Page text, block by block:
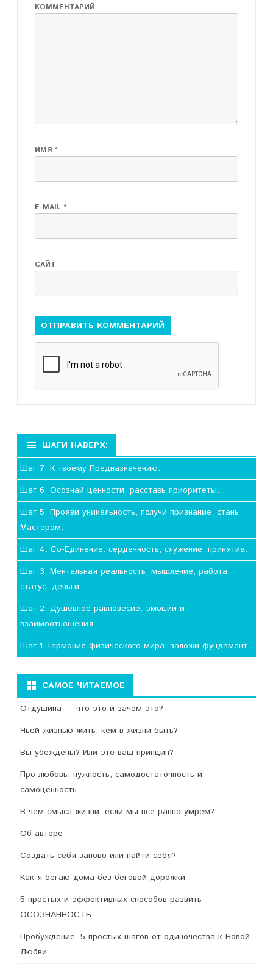
КОММЕНТАРИЙ
ИМЯ *
E-MAIL *
САЙТ
ШАГИ НАВЕРХ:
Шаг 7. К твоему Предназначению.
Шаг 6. Осознай ценности, расставь приоритеты.
Шаг 5. Прояви уникальность, получи признание, стань
Мастером.
Шаг 4. Со-Единение: сердечность, служение, принятие.
Шаг 3. Ментальная реальность: мышление, работа,
статус, деньги.
Шаг 2. Душевное равновесие: эмоции и
взаимоотношения.
Шаг 1. Гармония физического мира: заложи фундамент.
САМОЕ ЧИТАЕМОЕ
Отдушина — что это и зачем это?
Чьей жизнью жить, кем в жизни быть?
Вы убеждены? Или это ваш принцип?
Про любовь, нужность, самодостаточность и
самоценность.
В чем смысл жизни, если мы все равно умрем?
Об авторе
Создать себя заново или найти себя?
Как я бегаю дома без беговой дорожки
5 простых и эффективных способов развить
ОСОЗНАННОСТЬ.
Пробуждение. 5 простых шагов от одиночества к Новой
Любви.